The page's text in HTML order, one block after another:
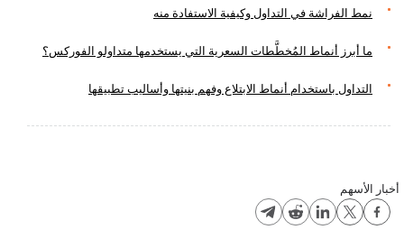
نمط الفراشة في التداول وكيفية الاستفادة منه
ما أبرز أنماط المُخطَّطات السعرية التي يستخدمها متداولو الفوركس؟
التداول باستخدام أنماط الابتلاع وفهم بنيتها وأساليب تطبيقها
أخبار الأسهم